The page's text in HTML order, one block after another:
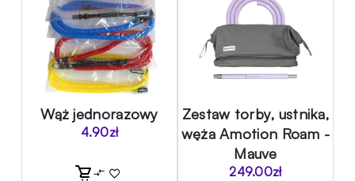
Wąż jednorazowy
4.90zł
Zestaw torby, ustnika,
węża Amotion Roam -
Mauve
249.00zł